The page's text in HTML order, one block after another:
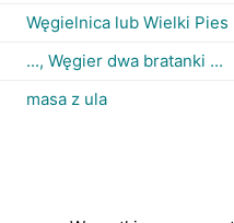
Węgielnica lub Wielki Pies
..., Węgier dwa bratanki ...
masa z ula